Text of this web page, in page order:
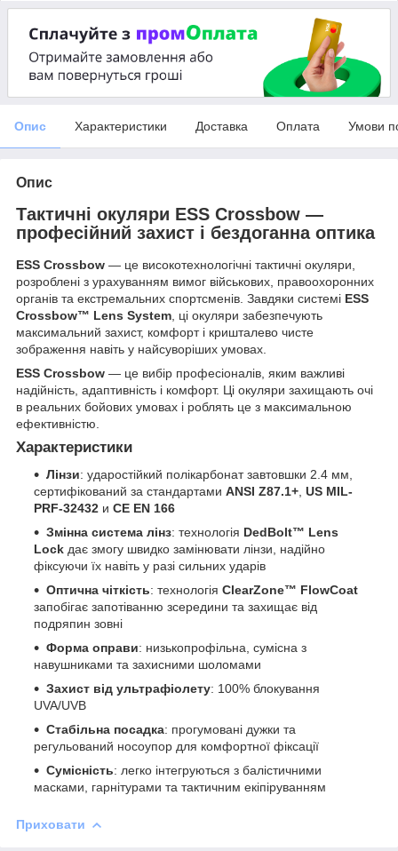
Опис Характеристики Доставка Оплата Умови
Опис
Тактичні окуляри ESS Crossbow —
професійний захист і бездоганна оптика
ESS Crossbow — це високотехнологічні тактичні окуляри,
розроблені з урахуванням вимог військових, правоохоронних
органів та екстремальних спортсменів. Завдяки системі ESS
Crossbow™ Lens System , ці окуляри забезпечують
максимальний захист, комфорт і кришталево чисте
зображення навіть у найсуворіших умовах.
ESS Crossbow — це вибір професіоналів, яким важливі
надійність, адаптивність і комфорт. Ці окуляри захищають очі
в реальних бойових умовах і роблять це з максимальною
ефективністю.
Характеристики
Лінзи: ударостійкий полікарбонат завтовшки 2.4 мм,
сертифікований за стандартами ANSI Z87.1+ US MIL-
PRF-32432 и CE EN 166
Змінна система лінз: технологія DedBolt™ Lens
Lock дає змогу швидко замінювати лінзи, надійно
фіксуючи їх навіть у разі сильних ударів
Оптична чіткість: технологія ClearZone™ FlowCoat
запобігає запотіванню зсередини та захищає від
подряпин зовні
Форма оправи: низькопрофільна, сумісна з
навушниками та захисними шоломами
Захист від ультрафіолету: 100% блокування
UVA/UVB
Стабільна посадка: прогумовані дужки та
регульований носоупор для комфортної фіксації
Сумісність: легко інтегруються з балістичними
масками, гарнітурами та тактичним екіпіруванням
Приховати